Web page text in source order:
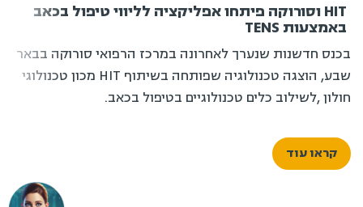
HIT וסורוקה פיתחו אפליקציה לליווי טיפול בכאב
באמצעות TENS
בכנס חדשנות שנערך לאחרונה במרכז הרפואי סורוקה בבאר
שבע, הוצגה טכנולוגיה שפותחה בשיתוף HIT מכון טכנולוגי
חולון ,לשילוב כלים טכנולוגיים בטיפול בכאב.
קראו עוד